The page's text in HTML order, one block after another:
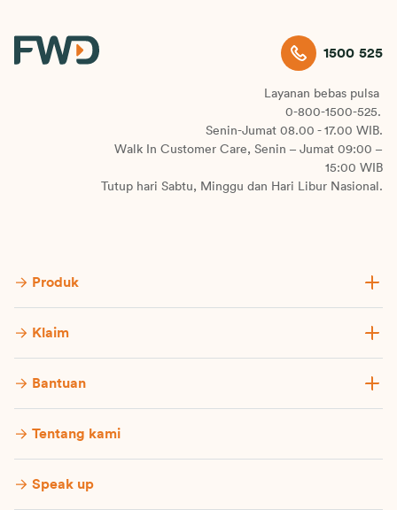
1500 525
Layanan bebas pulsa
0-800-1500-525.
Senin-Jumat 08.00 - 17.00 WIB.
Walk In Customer Care, Senin – Jumat 09:00 –
15:00 WIB
Tutup hari Sabtu, Minggu dan Hari Libur Nasional.
Produk
Klaim
Bantuan
Tentang kami
Speak up